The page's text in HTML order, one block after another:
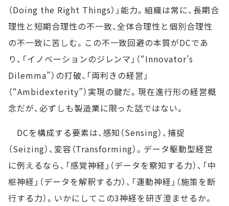
（Doing the Right Things）」能力。組織は常に、長期合
理性と短期合理性の不一致、全体合理性と個別合理性
の不一致に苦しむ。この不一致回避の本質がDCであ
り、「イノベーションのジレンマ」（“Innovator's
Dilemma”）の打破、「両利きの経営」
（“Ambidexterity”）実現の鍵だ。現在進行形の経営概
念だが、必ずしも製造業に限った話ではない。
DCを構成する要素は、感知（Sensing）、捕捉
（Seizing）、変容（Transforming）。データ駆動型経営
に例えるなら、「感覚神経」（データを察知する力）、「中
枢神経」（データを解釈する力）、「運動神経」（施策を断
行する力）。いかにしてこの3神経を研ぎ澄ませるか。